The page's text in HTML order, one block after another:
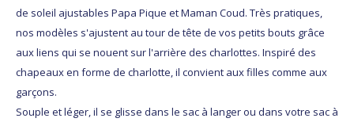
de soleil ajustables Papa Pique et Maman Coud. Très pratiques,
nos modèles s'ajustent au tour de tête de vos petits bouts grâce
aux liens qui se nouent sur l'arrière des charlottes. Inspiré des
chapeaux en forme de charlotte, il convient aux filles comme aux
garçons.
Souple et léger, il se glisse dans le sac à langer ou dans votre sac à